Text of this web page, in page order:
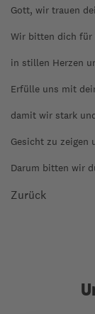
Gott, wir trauen
Wir bitten dich für
in stillen Herzen
Erfülle uns mit
damit wir stark
Gesicht zu zeigen
Darum bitten wir
Zurück